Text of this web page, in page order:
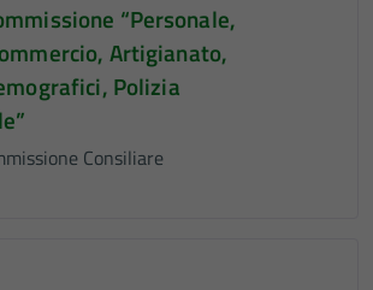
“Personale,
Artigianato,
Polizia
Consiliare